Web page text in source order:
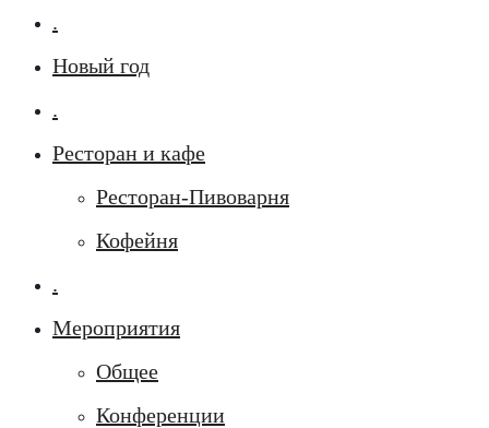
.
Новый год
.
Ресторан и кафе
Ресторан-Пивоварня
Кофейня
.
Мероприятия
Общее
Конференции